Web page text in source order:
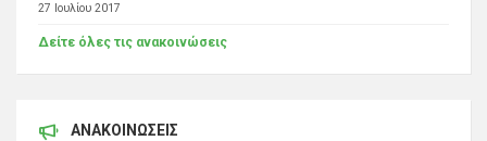
27 Ιουλίου 2017
Δείτε όλες τις ανακοινώσεις
ΑΝΑΚΟΙΝΩΣΕΙΣ